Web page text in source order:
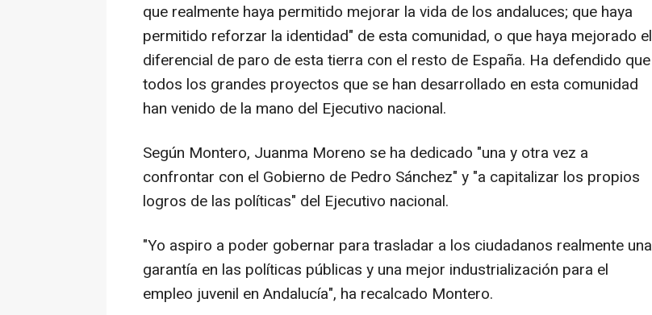
que realmente haya permitido mejorar la vida de los andaluces; que haya
permitido reforzar la identidad" de esta comunidad, o que haya mejorado el
diferencial de paro de esta tierra con el resto de España. Ha defendido que
todos los grandes proyectos que se han desarrollado en esta comunidad
han venido de la mano del Ejecutivo nacional.
Según Montero, Juanma Moreno se ha dedicado "una y otra vez a
confrontar con el Gobierno de Pedro Sánchez" y "a capitalizar los propios
logros de las políticas" del Ejecutivo nacional.
"Yo aspiro a poder gobernar para trasladar a los ciudadanos realmente una
garantía en las políticas públicas y una mejor industrialización para el
empleo juvenil en Andalucía", ha recalcado Montero.